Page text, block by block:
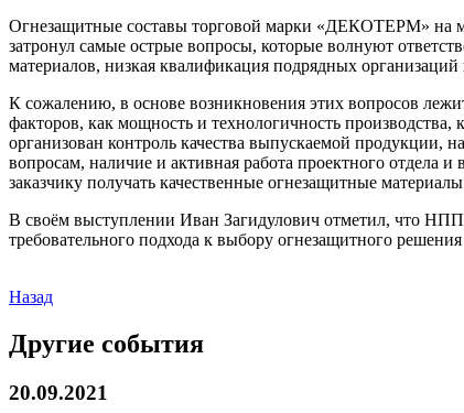
Огнезащитные составы торговой марки «ДЕКОТЕРМ» на
затронул самые острые вопросы, которые волнуют
материалов, низкая квалификация подрядных
К сожалению, в основе возникновения этих вопросов
факторов, как мощность и технологичность
организован контроль качества выпускаемой продукции,
вопросам, наличие и активная работа проектного отдела
заказчику получать качественные огнезащитные
В своём выступлении Иван Загидулович отметил, что
требовательного подхода к выбору огнезащитного
Назад
Другие события
20.09.2021